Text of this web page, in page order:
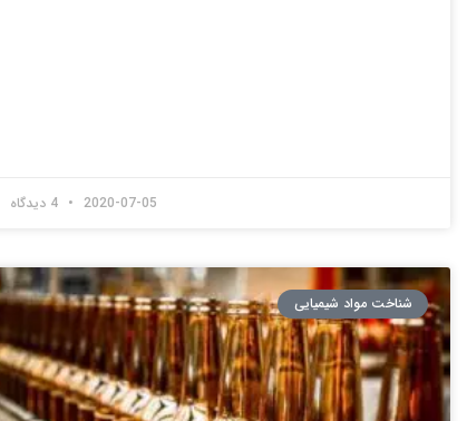
2020-07-05
شناخت مواد شیمیایی